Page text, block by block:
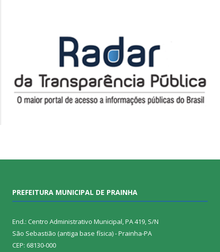
PREFEITURA MUNICIPAL DE PRAINHA
End.: Centro Administrativo Municipal, PA 419, S/N
São Sebastião (antiga base física) - Prainha-PA
CEP: 68130-000